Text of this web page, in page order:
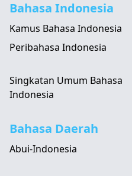
Bahasa Indonesia
Kamus Bahasa Indonesia
Peribahasa Indonesia
Singkatan Umum Bahasa
Indonesia
Bahasa Daerah
Abui-Indonesia